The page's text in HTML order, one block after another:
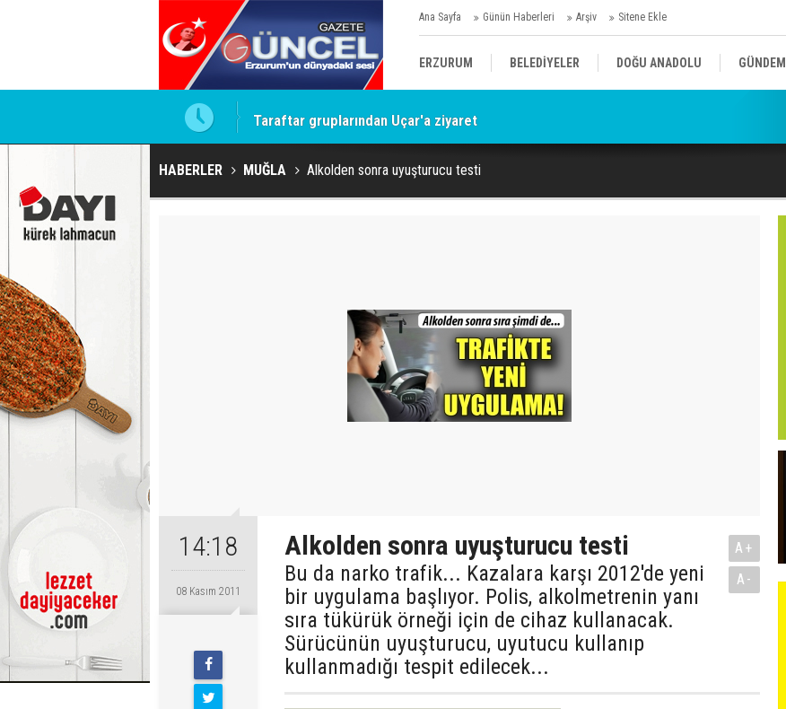
Ana Sayfa Günün Haberleri Arşiv Sitene Ekle
ERZURUM BELEDİYELER DOĞU ANADOLU GÜNDEM
SİYASET
KÜLTÜR/SANAT//MAĞAZİN
Taraftar gruplarından Uçar'a ziyaret
HABERLER MUĞLA Alkolden sonra uyuşturucu testi
14:18
08 Kasım 2011
Alkolden sonra uyuşturucu testi
Bu da narko trafik... Kazalara karşı 2012'de yeni
bir uygulama başlıyor. Polis, alkolmetrenin yanı
sıra tükürük örneği için de cihaz kullanacak.
Sürücünün uyuşturucu, uyutucu kullanıp
kullanmadığı tespit edilecek...
A+
A-